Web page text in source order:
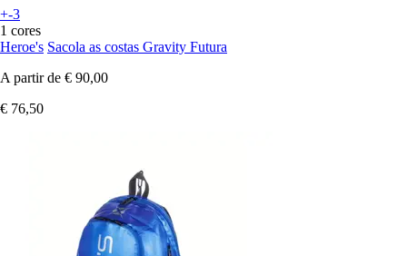
+-3
1 cores
Heroe's Sacola as costas Gravity Futura
A partir de € 90,00
€ 76,50